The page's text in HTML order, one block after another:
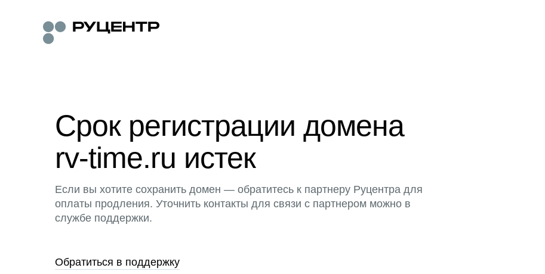
Срок регистрации домена
rv-time.ru истек
Если вы хотите сохранить домен — обратитесь к партнеру Руцентра для
оплаты продления. Уточнить контакты для связи с партнером можно в
службе поддержки.
Обратиться в поддержку